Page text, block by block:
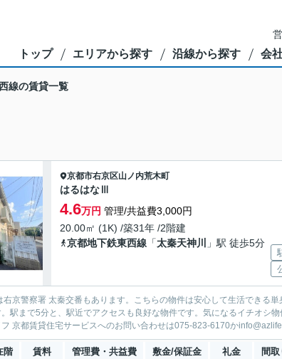
トップ エリアから探す 沿線から探す 会
線の賃貸一覧
京都市右京区山ノ内荒木町
はるはなⅢ
4.6万円 管理/共益費3,000円
20.00㎡ (1K) /築31年 /2階建
京都地下鉄東西線 「太秦天神川 」駅 徒歩5分
京警察署 太秦交番もあります。こちらの物件は安心して生活できる
駅まで5分と、駅近でアクセスも良好な物件です。気になるイチオシ
京都賃貸住宅サービスへのお問い合わせは075-823-6170か
階 賃料 管理費・共益費 敷金/保証金 礼金 間取